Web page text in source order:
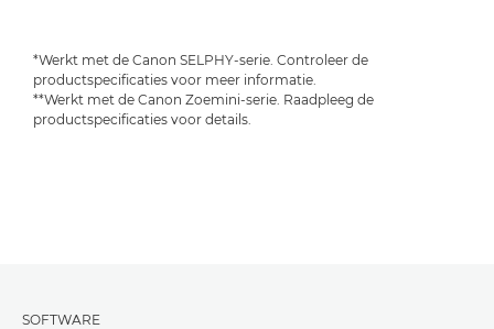
*Werkt met de Canon SELPHY-serie. Controleer de
productspecificaties voor meer informatie.
**Werkt met de Canon Zoemini-serie. Raadpleeg de
productspecificaties voor details.
SOFTWARE